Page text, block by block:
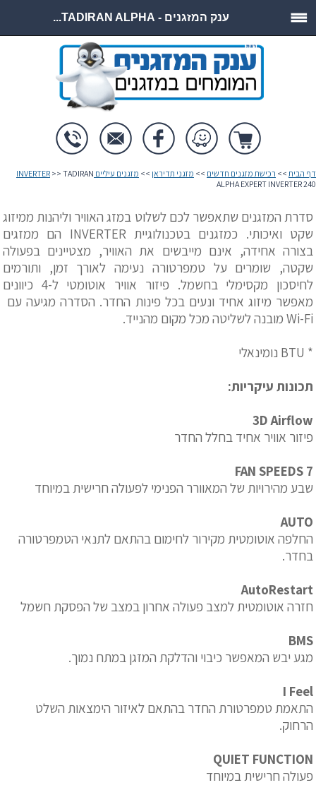
ענק המזגנים - TADIRAN ALPHA...
דף הבית >> רכישת מזגנים חדשים >> מזגני תדיראן >> מזגנים עיליים INVERTER >> TADIRAN
ALPHA EXPERT INVERTER 240
סדרת המזגנים שתאפשר לכם לשלוט במזג האוויר וליהנות ממיזוג
שקט ואיכותי. כמזגנים בטכנולוגיית INVERTER הם ממזגים
בצורה אחידה, אינם מייבשים את האוויר, מצטיינים בפעולה
שקטה, שומרים על טמפרטורה נעימה לאורך זמן, ותורמים
לחיסכון מקסימלי בחשמל. פיזור אוויר אוטומטי ל-4 כיוונים
מאפשר מיזוג אחיד ונעים בכל פינות החדר. הסדרה מגיעה עם
Wi-Fi מובנה לשליטה מכל מקום מהנייד.
* BTU נומינאלי
תכונות עיקריות:
3D Airflow
פיזור אוויר אחיד בחלל החדר
7 FAN SPEEDS
שבע מהירויות של המאוורר הפנימי לפעולה חרישית במיוחד
AUTO
החלפה אוטומטית מקירור לחימום בהתאם לתנאי הטמפרטורה
בחדר.
AutoRestart
חזרה אוטומטית למצב פעולה אחרון במצב של הפסקת חשמל
BMS
מגע יבש המאפשר כיבוי והדלקת המזגן במתח נמוך.
I Feel
התאמת טמפרטורת החדר בהתאם לאיזור הימצאות השלט
הרחוק.
QUIET FUNCTION
פעולה חרישית במיוחד